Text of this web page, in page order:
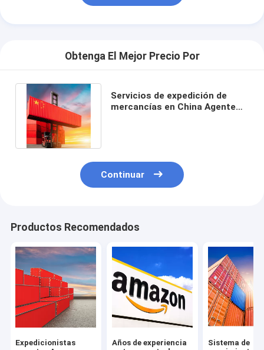
Obtenga El Mejor Precio Por
Servicios de expedición de
mercancías en China Agente
Continuar
Productos Recomendados
Expedicionistas
Años de experiencia
Sistema de